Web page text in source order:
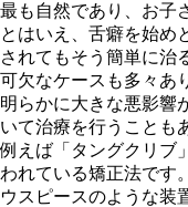
最も自然であり、お子
とはいえ、舌癖を始め
されてもそう簡単に治
可欠なケースも多々あ
明らかに大きな悪影響
いて治療を行うことも
例えば「 タングクリブ
われている矯正法です
ウスピースのような装